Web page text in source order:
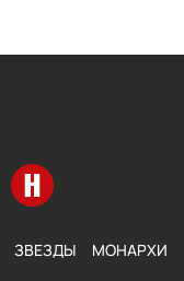
Перейти на главную
ЗВЕЗДЫ МОНАРХИ